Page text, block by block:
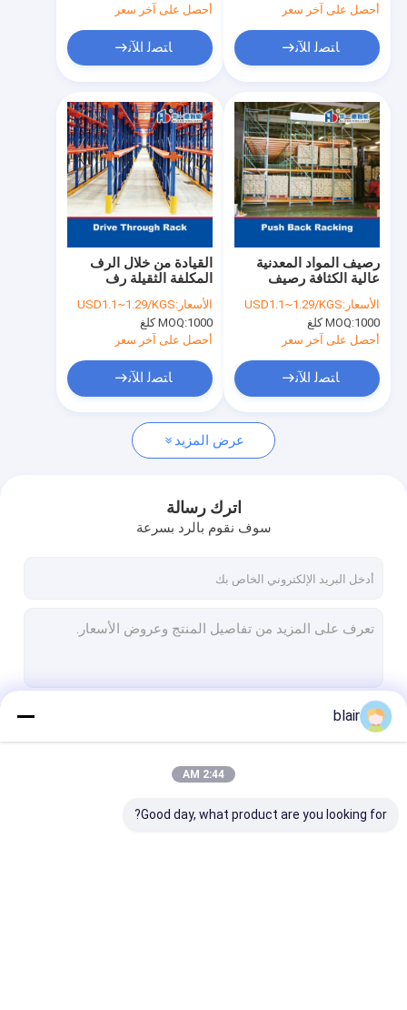
المنتجات
حول بنا
جولة في المعمل
ضبط الجودة
أخبار
جميع القضايا
رف كهربائي متنقل
الرافعة الرافعة
حاوية تخزين المستودعات
حامي الرف
أحصل على آخر سعر
ﺎﺘﺼﻟ ﺍﻶﻧ
أحصل على آخر سعر
ﺎﺘﺼﻟ ﺍﻶﻧ
القيادة من خلال الرف
المكلفة الثقيلة رف
الفوليت القيادة في الرف
الأسعار:USD1.1~1.29/KGS
MOQ:1000 كلغ
أحصل على آخر سعر
ﺎﺘﺼﻟ ﺍﻶﻧ
رصيف المواد المعدنية
عالية الكثافة رصيف
التخزين
الأسعار:USD1.1~1.29/KGS
MOQ:1000 كلغ
أحصل على آخر سعر
ﺎﺘﺼﻟ ﺍﻶﻧ
عرض المزيد
اترك رسالة
سوف نقوم بالرد بسرعة
blair
2:44 AM
Good day, what product are you looking for?